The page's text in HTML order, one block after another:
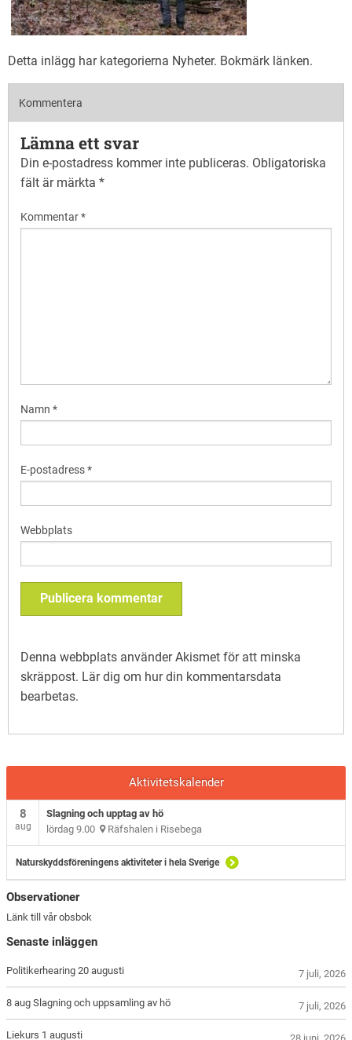
Detta inlägg har kategorierna Nyheter. Bokmärk länken.
Kommentera
Lämna ett svar
Din e-postadress kommer inte publiceras. Obligatoriska
fält är märkta *
Kommentar*
Namn *
E-postadress*
Webbplats
Denna webbplats använder Akismet för att minska
skräppost. Lär dig om hur din kommentarsdata
bearbetas.
Aktivitetskalender
8
aug
Slagning och upptag av hö
lördag 9.00 Räfshalen i Risebega
Naturskyddsföreningens aktiviteter i hela Sverige
Observationer
Länk till vår obsbok
Senaste inläggen
Politikerhearing 20 augusti 7 juli, 2026
8 aug Slagning och uppsamling av hö 7 juli, 2026
Liekurs 1 augusti 28 juni, 2026